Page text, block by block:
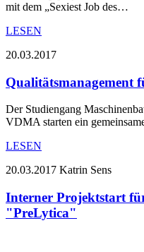
mit dem „Sexiest Job des…
LESEN
20.03.2017
Qualitätsmanagement
Der Studiengang
VDMA starten ein
LESEN
20.03.2017 Katrin Sens
Interner Projektstart
"PreLytica"